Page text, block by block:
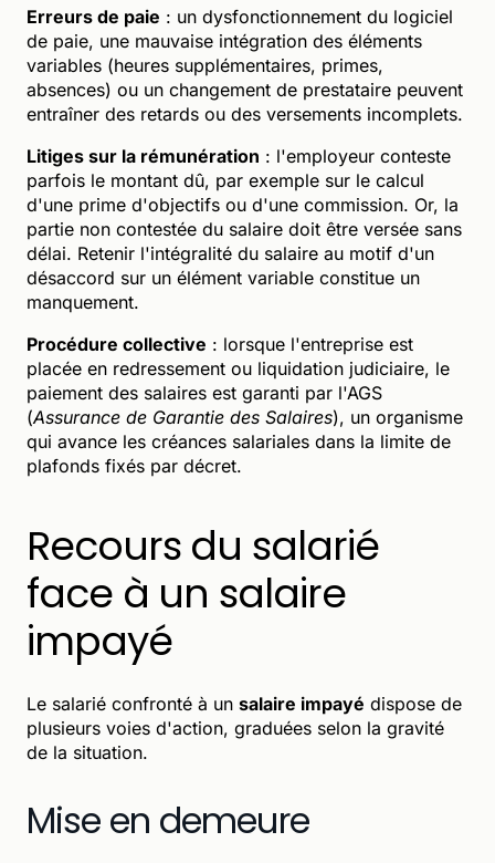
Erreurs de paie : un dysfonctionnement du logiciel
de paie, une mauvaise intégration des éléments
variables (heures supplémentaires, primes,
absences) ou un changement de prestataire peuvent
entraîner des retards ou des versements incomplets.
Litiges sur la rémunération : l'employeur conteste
parfois le montant dû, par exemple sur le calcul
d'une prime d'objectifs ou d'une commission. Or, la
partie non contestée du salaire doit être versée sans
délai. Retenir l'intégralité du salaire au motif d'un
désaccord sur un élément variable constitue un
manquement.
Procédure collective : lorsque l'entreprise est
placée en redressement ou liquidation judiciaire, le
paiement des salaires est garanti par l'AGS
(Assurance de Garantie des Salaires), un organisme
qui avance les créances salariales dans la limite de
plafonds fixés par décret.
Recours du salarié
face à un salaire
impayé
Le salarié confronté à un salaire impayé dispose de
plusieurs voies d'action, graduées selon la gravité
de la situation.
Mise en demeure